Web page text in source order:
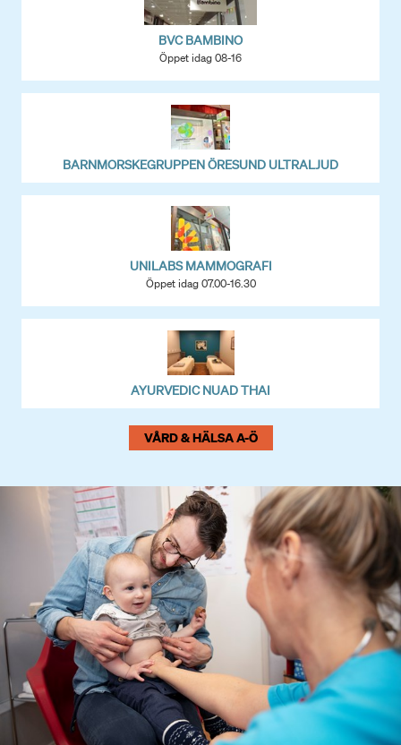
BVC BAMBINO
Öppet idag 08-16
BARNMORSKEGRUPPEN ÖRESUND ULTRALJUD
UNILABS MAMMOGRAFI
Öppet idag 07.00-16.30
AYURVEDIC NUAD THAI
VÅRD & HÄLSA A-Ö